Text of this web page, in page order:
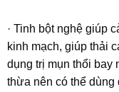
· Tinh bột nghệ giúp
kinh mạch, giúp thải
dụng trị mụn thổi bay
thừa nên có thể dùng